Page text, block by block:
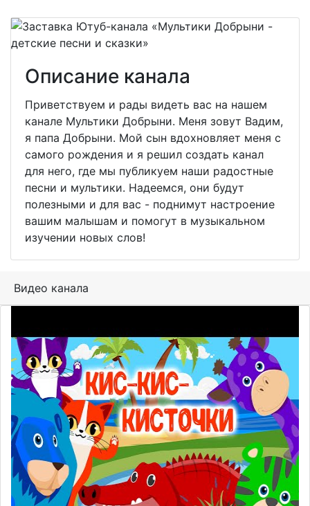
Описание канала
Приветствуем и рады видеть вас на нашем
канале Мультики Добрыни. Меня зовут Вадим,
я папа Добрыни. Мой сын вдохновляет меня с
самого рождения и я решил создать канал
для него, где мы публикуем наши радостные
песни и мультики. Надеемся, они будут
полезными и для вас - поднимут настроение
вашим малышам и помогут в музыкальном
изучении новых слов!
Видео канала